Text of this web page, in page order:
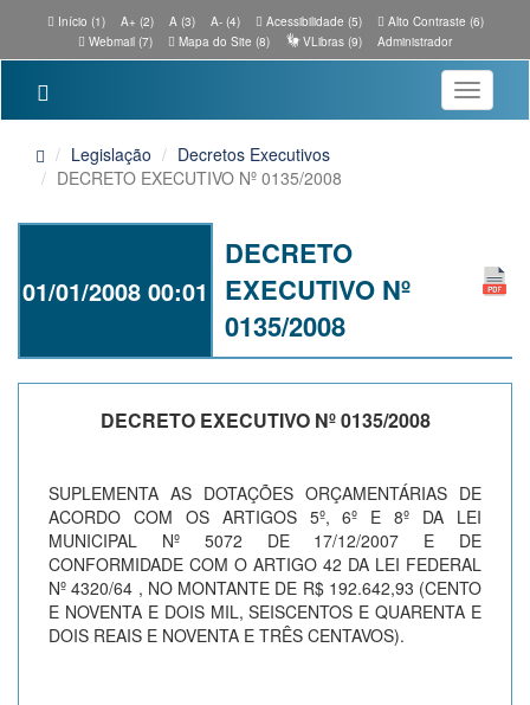
Início (1) A+ (2) A (3) A- (4) Acessibilidade (5)
Alto Contraste (6)
Webmail (7)
Mapa do Site (8) VLibras (9) Administrador
Toggle
Legislação
Decretos Executivos
DECRETO EXECUTIVO Nº 0135/2008
01/01/2008 00:01
DECRETO
EXECUTIVO Nº
0135/2008
DECRETO EXECUTIVO Nº 0135/2008
SUPLEMENTA AS DOTAÇÕES ORÇAMENTÁRIAS DE
ACORDO COM OS ARTIGOS 5º, 6º E 8º DA LEI
MUNICIPAL Nº 5072 DE 17/12/2007 E DE
CONFORMIDADE COM O ARTIGO 42 DA LEI FEDERAL
Nº 4320/64 , NO MONTANTE DE R$ 192.642,93 (CENTO
E NOVENTA E DOIS MIL, SEISCENTOS E QUARENTA E
DOIS REAIS E NOVENTA E TRÊS CENTAVOS).